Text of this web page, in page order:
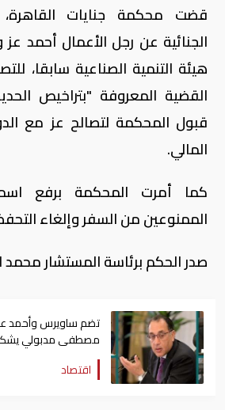
قضت محكمة جنايات
الجنائية عن رجل الأعمال أحمد
هيئة التنمية الصناعية سابقا،
القضية المعروفة "بتراخيص
قبول المحكمة لتصالح عز مع
المالي.
كما أمرت المحكمة برفع
الممنوعين من السفر وإلغاء
صدر الحكم برئاسة المستشار محمد
تضم ساويرس
مصطفى مدبولي يشكل
الرؤى
اقتصاد